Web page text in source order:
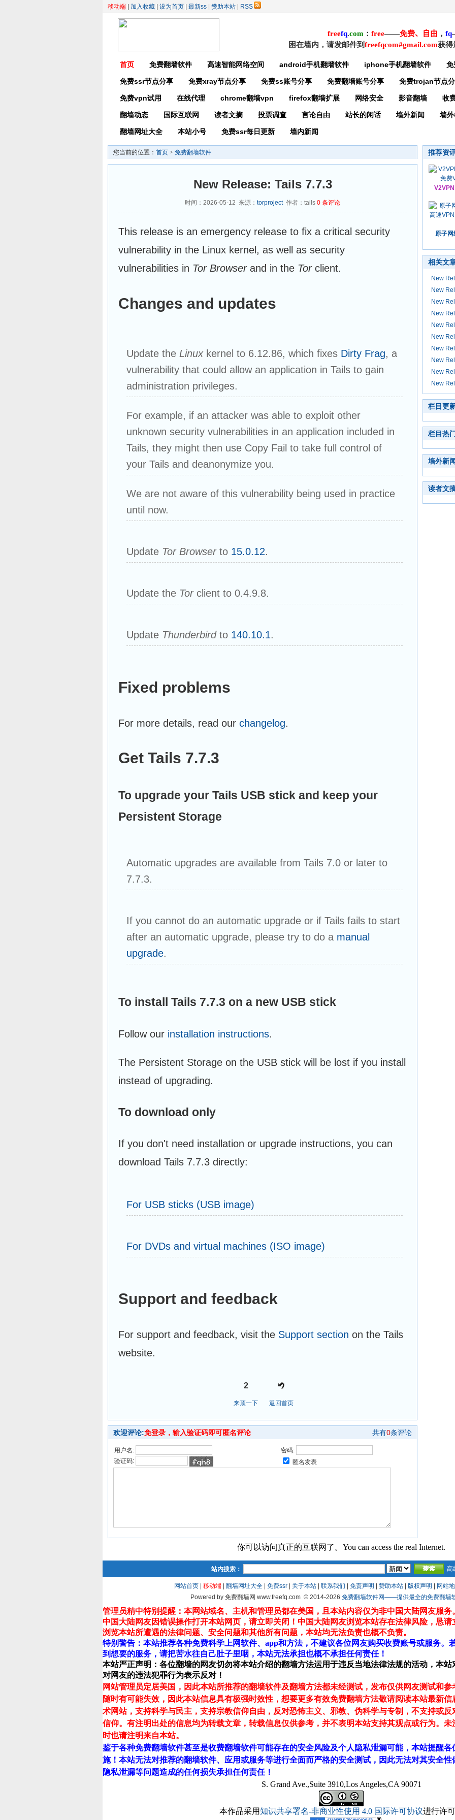
移动端 加入收藏 设为首页 最新ss 赞助本站 RSS
freefq.com ： free——免费、自由 ， fq
困在墙内，请发邮件到freefqcom#gmail.com获得
首页 免费翻墙软件 高速智能网络空间 android手机翻墙软件 iphone手机翻墙软件 免
免费ssr节点分享 免费xray节点分享 免费ss账号分享 免费翻墙账号分享 免费trojan节点
免费vpn试用 在线代理 chrome翻墙vpn firefox翻墙扩展 网络安全 影音翻墙 收
翻墙动态 国际互联网 读者文摘 投票调查 言论自由 站长的闲话 墙外新闻 墙
翻墙网址大全 本站小号 免费ssr每日更新 墙内新闻
您当前的位置： 首页 > 免费翻墙软件
New Release: Tails 7.7.3
时间：2026-05-12 来源： torproject作者：tails 0 条评论
This release is an emergency release to fix a critical security
vulnerability in the Linux kernel, as well as security
vulnerabilities in Tor Browserand in the Torclient.
Changes and updates
Update the Linuxkernel to 6.12.86, which fixes Dirty Frag, a
vulnerability that could allow an application in Tails to gain
administration privileges.
For example, if an attacker was able to exploit other
unknown security vulnerabilities in an application included in
Tails, they might then use Copy Fail to take full control of
your Tails and deanonymize you.
We are not aware of this vulnerability being used in practice
until now.
Update Tor Browserto 15.0.12.
Update the Torclient to 0.4.9.8.
Update Thunderbirdto 140.10.1.
Fixed problems
For more details, read our changelog.
Get Tails 7.7.3
To upgrade your Tails USB stick and keep your
Persistent Storage
Automatic upgrades are available from Tails 7.0 or later to
7.7.3.
If you cannot do an automatic upgrade or if Tails fails to start
after an automatic upgrade, please try to do a manual
upgrade.
To install Tails 7.7.3 on a new USB stick
Follow our installation instructions.
The Persistent Storage on the USB stick will be lost if you install
instead of upgrading.
To download only
If you don't need installation or upgrade instructions, you can
download Tails 7.7.3 directly:
For USB sticks (USB image)
For DVDs and virtual machines (ISO image)
Support and feedback
For support and feedback, visit the Support section on the Tails
website.
2
来顶一下 返回首页
欢迎评论:免登录，输入验证码即可匿名评论 共有0条评论
用户名:
密码:
验证码:
匿名发表
推荐资
原子
相关文
New
New
New
New
New
New
New
New
New
New
栏目更
栏目热
墙外新
读者文
你可以访问真正的互联网了。You can access the real Internet.
站内搜索： 高
网站首页 移动端 翻墙网址大全 免费ssr 关于本站 联系我们 免责声明 赞助本站 版权声明
网站
Powered by 免费翻墙网 www.freefq.com© 2014-2026 免费翻墙软件网——提供最全的免费翻墙
管理员精中特别提醒：本网站域名、主机和管理员都在美国，且本站内容仅为非中国大陆网友服
中国大陆网友因错误操作打开本站网页，请立即关闭！中国大陆网友浏览本站存在法律风险，恳
浏览本站所遭遇的法律问题、安全问题和其他所有问题，本站均无法负责也概不负责。
特别警告：本站推荐各种免费科学上网软件、app和方法，不建议各位网友购买收费账号或服务。
到想要的服务，请把苦水往自己肚子里咽，本站无法承担也概不承担任何责任！
本站严正声明：各位翻墙的网友切勿将本站介绍的翻墙方法运用于违反当地法律法规的活动，本
对网友的违法犯罪行为表示反对！
网站管理员定居美国，因此本站所推荐的翻墙软件及翻墙方法都未经测试，发布仅供网友测试和
随时有可能失效，因此本站信息具有极强时效性，想要更多有效免费翻墙方法敬请阅读本站最新
术网站，支持科学与民主，支持宗教信仰自由，反对恐怖主义、邪教、伪科学与专制，不支持或
信仰。有注明出处的信息均为转载文章，转载信息仅供参考，并不表明本站支持其观点或行为。
时也请注明来自本站。
鉴于各种免费翻墙软件甚至是收费翻墙软件可能存在的安全风险及个人隐私泄漏可能，本站提醒
施！本站无法对推荐的翻墙软件、应用或服务等进行全面而严格的安全测试，因此无法对其安全
隐私泄漏等问题造成的任何损失承担任何责任！
S. Grand Ave.,Suite 3910,Los Angeles,CA 90071
本作品采用知识共享署名-非商业性使用 4.0 国际许可协议进行许